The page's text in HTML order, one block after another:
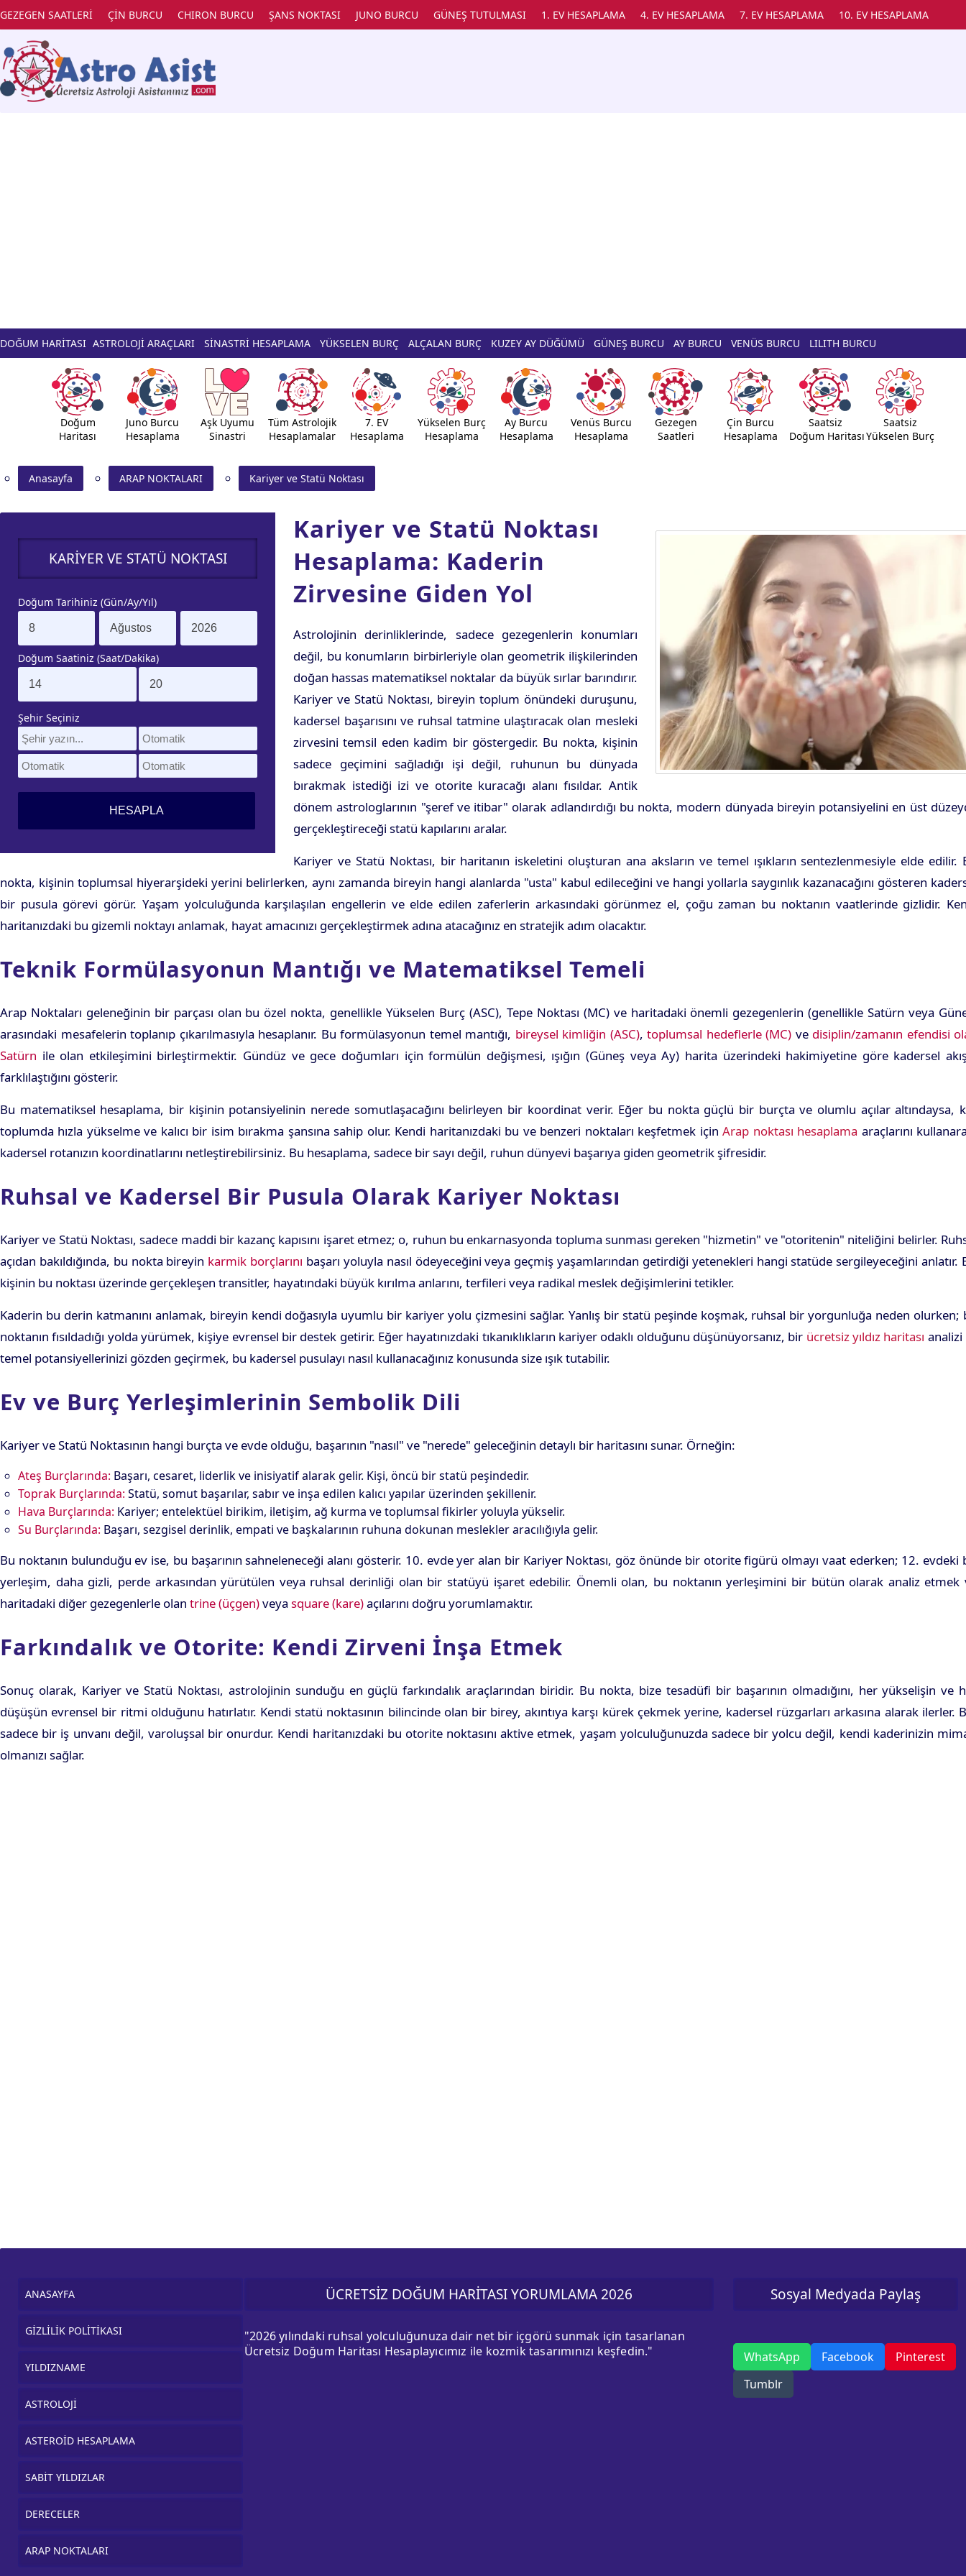
GEZEGEN SAATLERİ ÇİN BURCU CHIRON BURCU ŞANS NOKTASI JUNO BURCU GÜNEŞ TUTULMASI 1. EV HESAPLAMA 4. EV HESAPLAMA 7. EV HESAPLAMA 10. EV HESAPLAMA
DOĞUM HARİTASI ASTROLOJİ ARAÇLARI SİNASTRİ HESAPLAMA YÜKSELEN BURÇ ALÇALAN BURÇ KUZEY AY DÜĞÜMÜ GÜNEŞ BURCU AY BURCU VENÜS BURCU LILITH BURCU
Doğum
Haritası
Juno Burcu
Hesaplama
Aşk Uyumu
Sinastri
Tüm Astrolojik
Hesaplamalar
7. EV
Hesaplama
Yükselen Burç
Hesaplama
Ay Burcu
Hesaplama
Venüs Burcu
Hesaplama
Gezegen
Saatleri
Çin Burcu
Hesaplama
Saatsiz
Doğum Haritası
Saatsiz
Yükselen Burç
Anasayfa ARAP NOKTALARI Kariyer ve Statü Noktası
KARIYER VE STATÜ NOKTASI
Doğum Tarihiniz (Gün/Ay/Yıl)
Doğum Saatiniz (Saat/Dakika)
Şehir Seçiniz
Kariyer ve Statü Noktası
Hesaplama: Kaderin
Zirvesine Giden Yol
Astrolojinin derinliklerinde, sadece gezegenlerin konumları
değil, bu konumların birbirleriyle olan geometrik ilişkilerinden
doğan hassas matematiksel noktalar da büyük sırlar barındırır.
Kariyer ve Statü Noktası, bireyin toplum önündeki duruşunu,
kadersel başarısını ve ruhsal tatmine ulaştıracak olan mesleki
zirvesini temsil eden kadim bir göstergedir. Bu nokta, kişinin
sadece geçimini sağladığı işi değil, ruhunun bu dünyada
bırakmak istediği izi ve otorite kuracağı alanı fısıldar. Antik
dönem astrologlarının "şeref ve itibar" olarak adlandırdığı bu nokta, modern dünyada bireyin potansiyelini en üst
gerçekleştireceği statü kapılarını aralar.
Kariyer ve Statü Noktası, bir haritanın iskeletini oluşturan ana aksların ve temel ışıkların sentezlenmesiyle elde edilir.
nokta, kişinin toplumsal hiyerarşideki yerini belirlerken, aynı zamanda bireyin hangi alanlarda "usta" kabul edileceğini ve hangi yollarla saygınlık kazanacağını gösteren
bir pusula görevi görür. Yaşam yolculuğunda karşılaşılan engellerin ve elde edilen zaferlerin arkasındaki görünmez el, çoğu zaman bu noktanın vaatlerinde gizlidir.
haritanızdaki bu gizemli noktayı anlamak, hayat amacınızı gerçekleştirmek adına atacağınız en stratejik adım olacaktır.
Teknik Formülasyonun Mantığı ve Matematiksel Temeli
Arap Noktaları geleneğinin bir parçası olan bu özel nokta, genellikle Yükselen Burç (ASC), Tepe Noktası (MC) ve haritadaki önemli gezegenlerin (genellikle Satürn veya
arasındaki mesafelerin toplanıp çıkarılmasıyla hesaplanır. Bu formülasyonun temel mantığı, bireysel kimliğin (ASC), toplumsal hedeflerle (MC) ve disiplin/zamanın efendisi
Satürn ile olan etkileşimini birleştirmektir. Gündüz ve gece doğumları için formülün değişmesi, ışığın (Güneş veya Ay) harita üzerindeki hakimiyetine göre kadersel
farklılaştığını gösterir.
Bu matematiksel hesaplama, bir kişinin potansiyelinin nerede somutlaşacağını belirleyen bir koordinat verir. Eğer bu nokta güçlü bir burçta ve olumlu açılar altındaysa,
toplumda hızla yükselme ve kalıcı bir isim bırakma şansına sahip olur. Kendi haritanızdaki bu ve benzeri noktaları keşfetmek içinArap noktası hesaplama araçlarını
kadersel rotanızın koordinatlarını netleştirebilirsiniz. Bu hesaplama, sadece bir sayı değil, ruhun dünyevi başarıya giden geometrik şifresidir.
Ruhsal ve Kadersel Bir Pusula Olarak Kariyer Noktası
Kariyer ve Statü Noktası, sadece maddi bir kazanç kapısını işaret etmez; o, ruhun bu enkarnasyonda topluma sunması gereken "hizmetin" ve "otoritenin" niteliğini belirler.
açıdan bakıldığında, bu nokta bireyin karmik borçlarını başarı yoluyla nasıl ödeyeceğini veya geçmiş yaşamlarından getirdiği yetenekleri hangi statüde sergileyeceğini anlatır.
kişinin bu noktası üzerinde gerçekleşen transitler, hayatındaki büyük kırılma anlarını, terfileri veya radikal meslek değişimlerini tetikler.
Kaderin bu derin katmanını anlamak, bireyin kendi doğasıyla uyumlu bir kariyer yolu çizmesini sağlar. Yanlış bir statü peşinde koşmak, ruhsal bir yorgunluğa neden olurken;
noktanın fısıldadığı yolda yürümek, kişiye evrensel bir destek getirir. Eğer hayatınızdaki tıkanıklıkların kariyer odaklı olduğunu düşünüyorsanız, bir ücretsiz yıldız haritası analizi
temel potansiyellerinizi gözden geçirmek, bu kadersel pusulayı nasıl kullanacağınız konusunda size ışık tutabilir.
Ev ve Burç Yerleşimlerinin Sembolik Dili
Kariyer ve Statü Noktasının hangi burçta ve evde olduğu, başarının "nasıl" ve "nerede" geleceğinin detaylı bir haritasını sunar. Örneğin:
Ateş Burçlarında: Başarı, cesaret, liderlik ve inisiyatif alarak gelir. Kişi, öncü bir statü peşindedir.
Toprak Burçlarında: Statü, somut başarılar, sabır ve inşa edilen kalıcı yapılar üzerinden şekillenir.
Hava Burçlarında: Kariyer; entelektüel birikim, iletişim, ağ kurma ve toplumsal fikirler yoluyla yükselir.
Su Burçlarında: Başarı, sezgisel derinlik, empati ve başkalarının ruhuna dokunan meslekler aracılığıyla gelir.
Bu noktanın bulunduğu ev ise, bu başarının sahneleneceği alanı gösterir. 10. evde yer alan bir Kariyer Noktası, göz önünde bir otorite figürü olmayı vaat ederken; 12. evdeki
yerleşim, daha gizli, perde arkasından yürütülen veya ruhsal derinliği olan bir statüyü işaret edebilir. Önemli olan, bu noktanın yerleşimini bir bütün olarak analiz etmek
haritadaki diğer gezegenlerle olan trine (üçgen)veya square (kare)açılarını doğru yorumlamaktır.
Farkındalık ve Otorite: Kendi Zirveni İnşa Etmek
Sonuç olarak, Kariyer ve Statü Noktası, astrolojinin sunduğu en güçlü farkındalık araçlarından biridir. Bu nokta, bize tesadüfi bir başarının olmadığını, her yükselişin ve
düşüşün evrensel bir ritmi olduğunu hatırlatır. Kendi statü noktasının bilincinde olan bir birey, akıntıya karşı kürek çekmek yerine, kadersel rüzgarları arkasına alarak ilerler.
sadece bir iş unvanı değil, varoluşsal bir onurdur. Kendi haritanızdaki bu otorite noktasını aktive etmek, yaşam yolculuğunuzda sadece bir yolcu değil, kendi kaderinizin
olmanızı sağlar.
ANASAYFA
GİZLİLİK POLİTİKASI
YILDIZNAME
ASTROLOJİ
ASTEROİD HESAPLAMA
SABİT YILDIZLAR
DERECELER
ARAP NOKTALARI
ÜCRETSİZ DOĞUM HARİTASI YORUMLAMA 2026
"2026 yılındaki ruhsal yolculuğunuza dair net bir içgörü sunmak için tasarlanan
Ücretsiz Doğum Haritası Hesaplayıcımız ile kozmik tasarımınızı keşfedin."
Sosyal Medyada Paylaş
WhatsApp Facebook
Pinterest
Tumblr